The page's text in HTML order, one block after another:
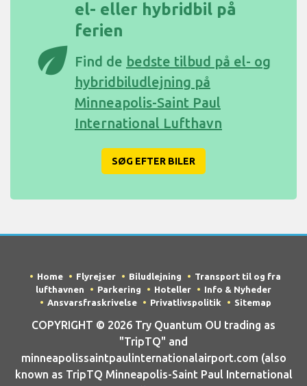
eco
el- eller hybridbil på
ferien
Find de bedste tilbud på el- og
hybridbiludlejning på
Minneapolis-Saint Paul
International Lufthavn
SØG EFTER BILER
Home Flyrejser Biludlejning
Transport til og fra
lufthavnen
Parkering Hoteller
Info & Nyheder
Ansvarsfraskrivelse
Privatlivspolitik Sitemap
COPYRIGHT © 2026 Try Quantum OU trading as
"TripTQ" and
minneapolissaintpaulinternationalairport.com (also
known as TripTQ Minneapolis-Saint Paul International